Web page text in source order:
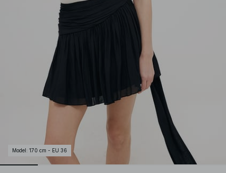
Model : 170 cm - EU 36